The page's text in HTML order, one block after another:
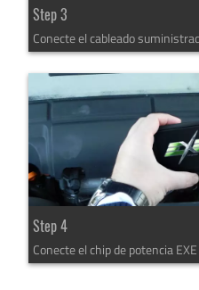
Step 3
Conecte el cableado
Step 4
Conecte el chip de potencia